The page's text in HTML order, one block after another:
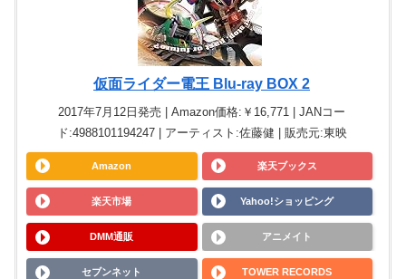
仮面ライダー電王 Blu-ray BOX 2
2017年7月12日発売 | Amazon価格:￥16,771 | JANコー
ド:4988101194247 | アーティスト:佐藤健 | 販売元:東映
Amazon 楽天ブックス
楽天市場 Yahoo!ショッピング
DMM通販 アニメイト
セブンネット TOWER RECORDS